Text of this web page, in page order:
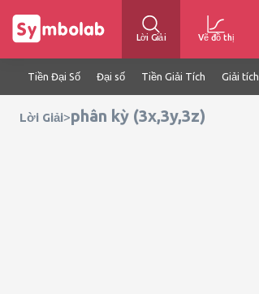
Lời Giải Vẽ đồ thị
Tiền Đại Số Đại số Tiền Giải Tích Giải tích
Lời Giải>phân kỳ (3x,3y,3z)